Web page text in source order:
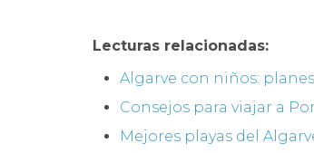
Lecturas relacionadas:
Algarve con niños:
Consejos para viajar a
Mejores playas del